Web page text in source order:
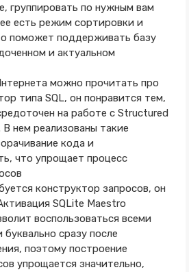
группировать по нужным вам
есть режим сортировки и
поможет поддерживать базу
и актуальном
можно прочитать про
типа SQL, он понравится тем,
на работе с Structured
В нем реализованы такие
кода и
что упрощает процесс
конструктор запросов, он
SQLite Maestro
воспользоваться всеми
сразу после
поэтому построение
упрощается значительно,